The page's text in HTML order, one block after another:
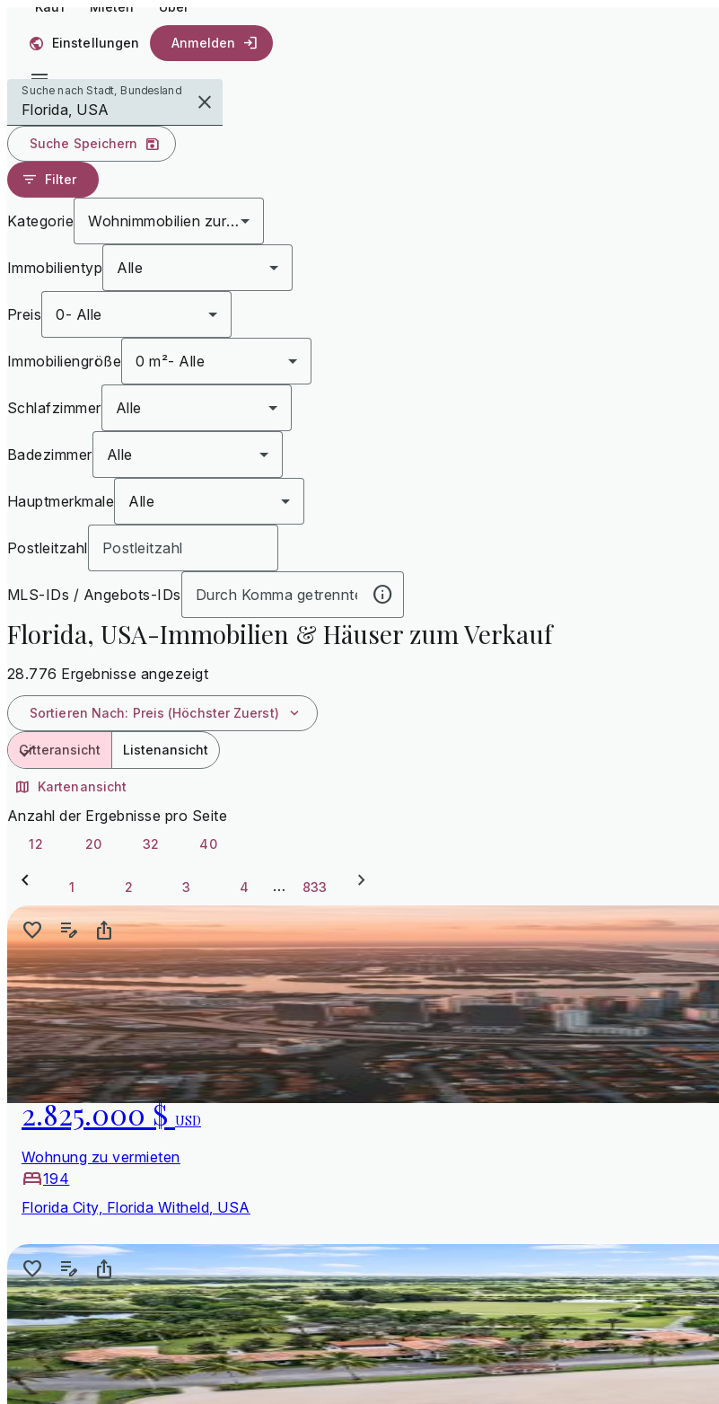
Kauf Mieten Über
Einstellungen Anmelden
Suche nach Stadt, Bundesland
Suche Speichern
Filter
Kategorie Wohnimmobilien zur Miete
Immobilientyp Alle
Preis 0- Alle
Immobiliengröße 0 m²- Alle
Schlafzimmer Alle
Badezimmer Alle
Hauptmerkmale Alle
Postleitzahl
MLS-IDs / Angebots-IDs
Florida, USA-Immobilien & Häuser zum Verkauf
28.776 Ergebnisse angezeigt
Sortieren Nach: Preis (höchster Zuerst)
Gitteransicht Listenansicht
Kartenansicht
Anzahl der Ergebnisse pro Seite
12 20 32 40
1 2 3 4 … 833
2.825.000 $USD
Wohnung zu vermieten
194
Florida City, Florida Witheld, USA